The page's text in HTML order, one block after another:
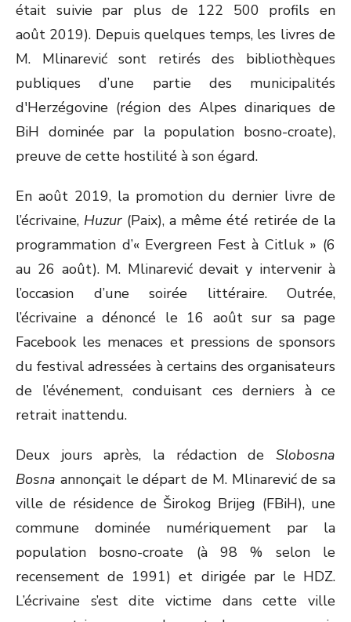
était suivie par plus de 122 500 profils en
août 2019). Depuis quelques temps, les livres de
M. Mlinarević sont retirés des bibliothèques
publiques d’une partie des municipalités
d'Herzégovine (région des Alpes dinariques de
BiH dominée par la population bosno-croate),
preuve de cette hostilité à son égard.
En août 2019, la promotion du dernier livre de
l’écrivaine, Huzur(Paix), a même été retirée de la
programmation d’« Evergreen Fest à Citluk » (6
au 26 août). M. Mlinarević devait y intervenir à
l’occasion d’une soirée littéraire. Outrée,
l’écrivaine a dénoncé le 16 août sur sa page
Facebook les menaces et pressions de sponsors
du festival adressées à certains des organisateurs
de l’événement, conduisant ces derniers à ce
retrait inattendu.
Deux jours après, la rédaction de Slobosna
Bosna annonçait le départ de M. Mlinarević de sa
ville de résidence de Širokog Brijeg (FBiH), une
commune dominée numériquement par la
population bosno-croate (à 98 % selon le
recensement de 1991) et dirigée par le HDZ.
L’écrivaine s’est dite victime dans cette ville